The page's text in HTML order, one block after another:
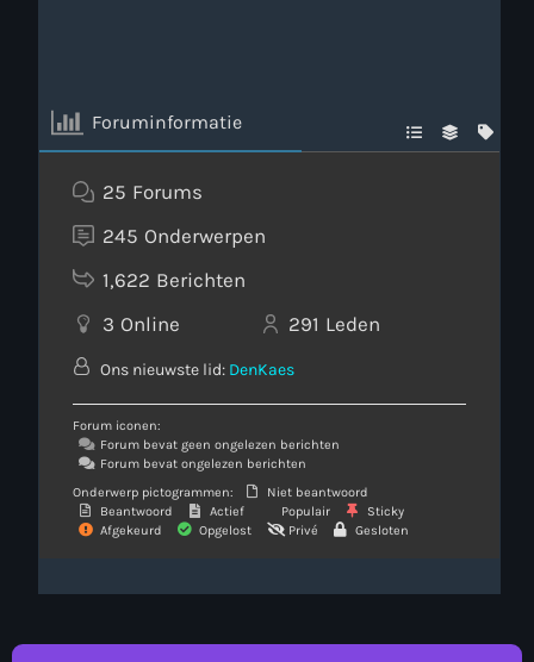
Foruminformatie
25 Forums
245 Onderwerpen
1,622 Berichten
3 Online 291 Leden
Ons nieuwste lid: DenKaes
Forum iconen:
Forum bevat geen ongelezen berichten
Forum bevat ongelezen berichten
Onderwerp pictogrammen:
Niet beantwoord
Beantwoord
Actief Populair
Sticky
Afgekeurd
Opgelost Privé Gesloten